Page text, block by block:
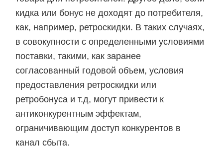
кидка или бонус не доходят до потребителя,
как, например, ретроскидки. В таких случаях,
в совокупности с определенными условиями
поставки, такими, как заранее
согласованный годовой объем, условия
предоставления ретроскидки или
ретробонуса и т.д, могут привести к
антиконкурентным эффектам,
ограничивающим доступ конкурентов в
канал сбыта.